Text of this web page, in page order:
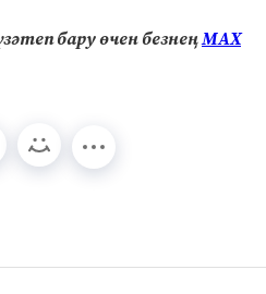
бару өчен безнеңМАХ